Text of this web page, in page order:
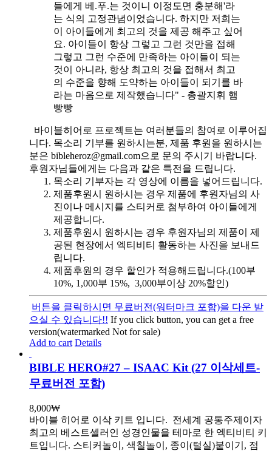
들에게 베.푸.는 것이니 이정도면 충분해'라
는 식의 고정관념이었습니다. 하지만 저희는
이 아이들에게 최고의 것을 제공 해주고 싶어
요. 아이들이 항상 그렇고 그런 것만을 접해
그렇고 그런 수준에 만족하는 아이들이 되는
것이 아니라, 항상 최고의 것을 접해서 최고
의 수준을 향해 도약하는 아이들이 되기를 바
라는 마음으로 제작했습니다" - 총괄지휘 햄
빵빵
바이블히어로 프로젝트는 여러분들의 참여로 이루어집
니다. 목소리 기부를 원하시는분, 제품 후원을 원하시는
분은 bibleheroz@gmail.com으로 문의 주시기 바랍니다.
후원자님들에게는 다음과 같은 특전을 드립니다.
목소리 기부자는 각 영상에 이름을 넣어드립니다.
제품후원시 원하시는 경우 제품에 후원자님의 사
진이나 메시지를 스티커로 첨부하여 아이들에게
제공합니다.
제품후원시 원하시는 경우 후원자님의 제품이 제
공된 현장에서 엑티비티 활동하는 사진을 보내드
립니다.
제품후원의 경우 할인가 적용해드립니다.(100부
10%, 1,000부 15%, 3,000부이상 20%할인)
버튼을 클릭하시면 무료버전(워터마크 포함)을 다운 받
으실 수 있습니다!! If you click button, you can get a free
version(watermarked Not for sale)
Add to cart Details
BIBLE HERO#27 – ISAAC Kit (27 이삭세트-
무료버전 포함)
8,000₩
바이블 히어로 이삭 키트 입니다. 전세계 공통주제이자
최고의 베스트셀러인 성경인물을 테마로 한 엑티비티 키
트입니다. 스티커놀이, 색칠놀이, 종이(털실)붙이기, 점